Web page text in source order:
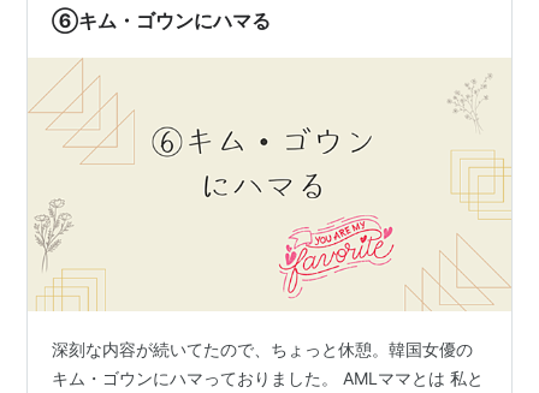
べていくうちに、社会の権…
⑥キム・ゴウンにハマる
深刻な内容が続いてたので、ちょっと休憩。韓国女優の
キム・ゴウンにハマっておりました。 AMLママとは 私と